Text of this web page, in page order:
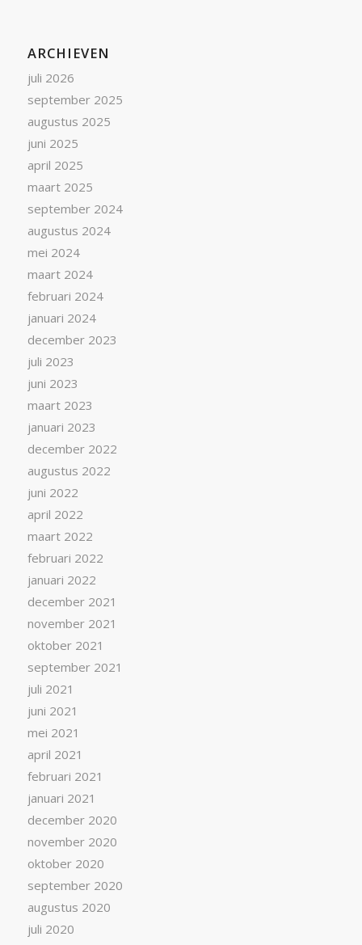
ARCHIEVEN
juli 2026
september 2025
augustus 2025
juni 2025
april 2025
maart 2025
september 2024
augustus 2024
mei 2024
maart 2024
februari 2024
januari 2024
december 2023
juli 2023
juni 2023
maart 2023
januari 2023
december 2022
augustus 2022
juni 2022
april 2022
maart 2022
februari 2022
januari 2022
december 2021
november 2021
oktober 2021
september 2021
juli 2021
juni 2021
mei 2021
april 2021
februari 2021
januari 2021
december 2020
november 2020
oktober 2020
september 2020
augustus 2020
juli 2020